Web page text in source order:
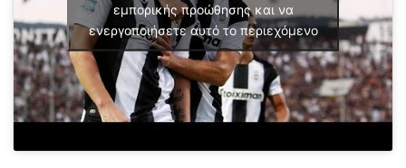
εμπορικής προώθησης και να
ενεργοποιήσετε αυτό το περιεχόμενο